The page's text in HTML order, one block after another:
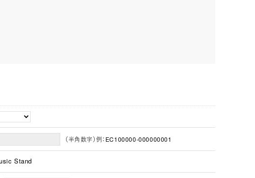
（半角数字）例：EC100000-000000001
Stand